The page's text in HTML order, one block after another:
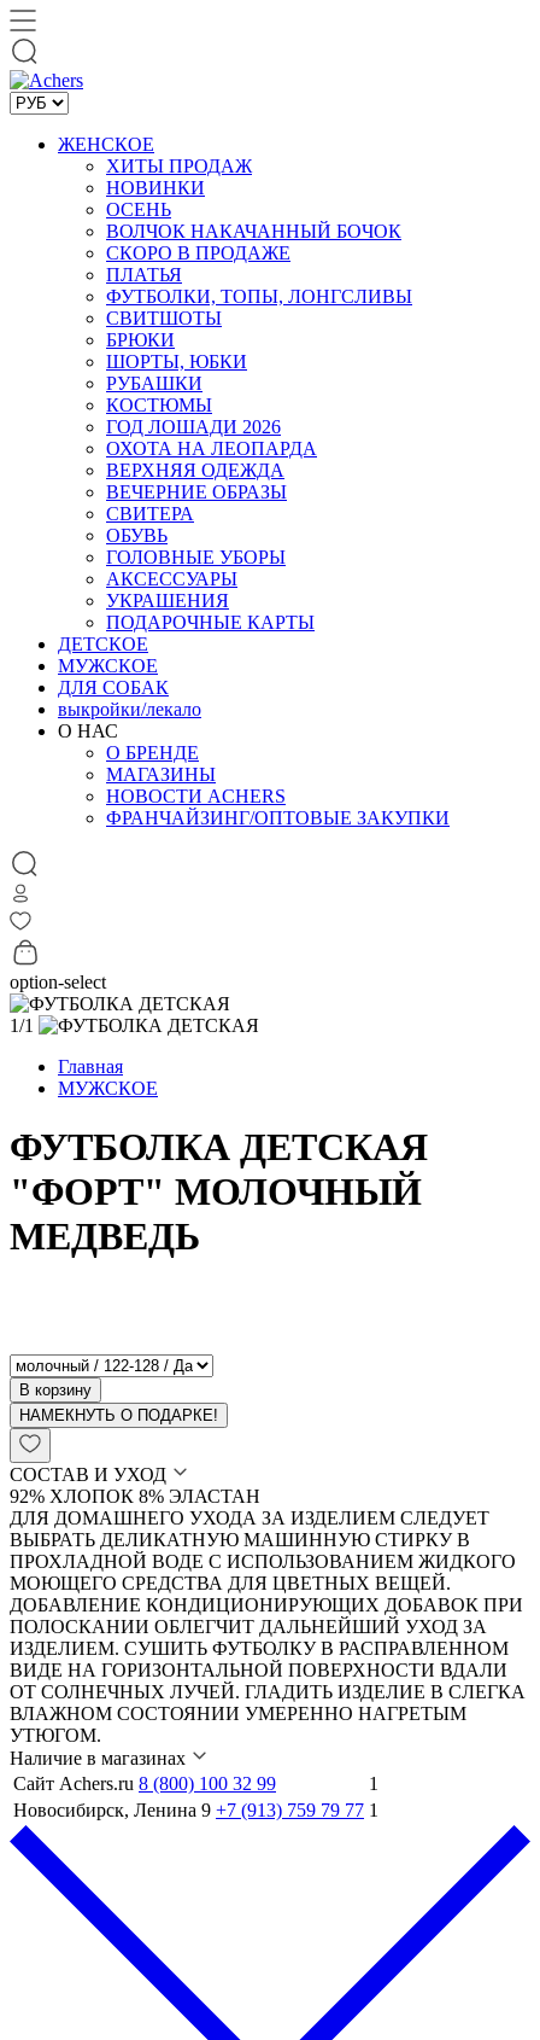
ЖЕНСКОЕ
ХИТЫ ПРОДАЖ
НОВИНКИ
ОСЕНЬ
ВОЛЧОК НАКАЧАННЫЙ БОЧОК
СКОРО В ПРОДАЖЕ
ПЛАТЬЯ
ФУТБОЛКИ, ТОПЫ, ЛОНГСЛИВЫ
СВИТШОТЫ
БРЮКИ
ШОРТЫ, ЮБКИ
РУБАШКИ
КОСТЮМЫ
ГОД ЛОШАДИ 2026
ОХОТА НА ЛЕОПАРДА
ВЕРХНЯЯ ОДЕЖДА
ВЕЧЕРНИЕ ОБРАЗЫ
СВИТЕРА
ОБУВЬ
ГОЛОВНЫЕ УБОРЫ
АКСЕССУАРЫ
УКРАШЕНИЯ
ПОДАРОЧНЫЕ КАРТЫ
ДЕТСКОЕ
МУЖСКОЕ
ДЛЯ СОБАК
выкройки/лекало
О НАС
О БРЕНДЕ
МАГАЗИНЫ
НОВОСТИ ACHERS
ФРАНЧАЙЗИНГ/ОПТОВЫЕ ЗАКУПКИ
option-select
1/1
Главная
МУЖСКОЕ
ФУТБОЛКА ДЕТСКАЯ
"ФОРТ" МОЛОЧНЫЙ
МЕДВЕДЬ
В корзину
НАМЕКНУТЬ О ПОДАРКЕ!
СОСТАВ И УХОД
92% ХЛОПОК 8% ЭЛАСТАН
ДЛЯ ДОМАШНЕГО УХОДА ЗА ИЗДЕЛИЕМ СЛЕДУЕТ
ВЫБРАТЬ ДЕЛИКАТНУЮ МАШИННУЮ СТИРКУ В
ПРОХЛАДНОЙ ВОДЕ С ИСПОЛЬЗОВАНИЕМ ЖИДКОГО
МОЮЩЕГО СРЕДСТВА ДЛЯ ЦВЕТНЫХ ВЕЩЕЙ.
ДОБАВЛЕНИЕ КОНДИЦИОНИРУЮЩИХ ДОБАВОК ПРИ
ПОЛОСКАНИИ ОБЛЕГЧИТ ДАЛЬНЕЙШИЙ УХОД ЗА
ИЗДЕЛИЕМ. СУШИТЬ ФУТБОЛКУ В РАСПРАВЛЕННОМ
ВИДЕ НА ГОРИЗОНТАЛЬНОЙ ПОВЕРХНОСТИ ВДАЛИ
ОТ СОЛНЕЧНЫХ ЛУЧЕЙ. ГЛАДИТЬ ИЗДЕЛИЕ В СЛЕГКА
ВЛАЖНОМ СОСТОЯНИИ УМЕРЕННО НАГРЕТЫМ
УТЮГОМ.
Наличие в магазинах
Сайт Achers.ru 8 (800) 100 32 99
1
Новосибирск, Ленина 9 +7 (913) 759 79 77 1